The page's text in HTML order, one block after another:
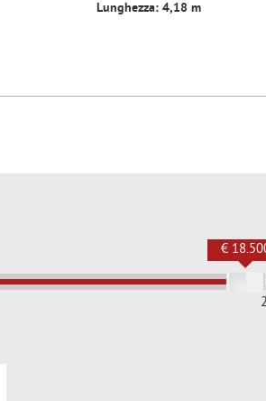
Lunghezza: 4,18 m
€
utente